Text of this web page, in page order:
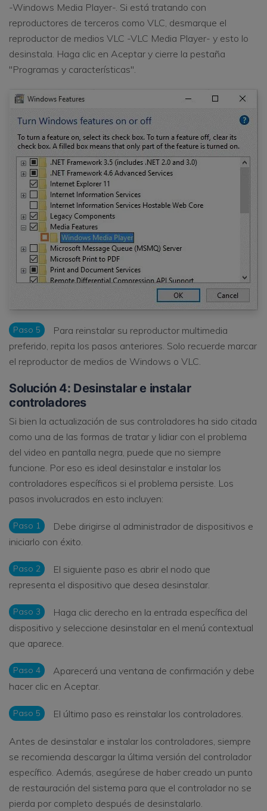
-Windows Media Player-. Si está tratando con
reproductores de terceros como VLC, desmarque el
reproductor de medios VLC -VLC Media Player- y esto lo
desinstala. Haga clic en Aceptar y cierre la pestaña
"Programas y características".
Paso 5
Para reinstalar su reproductor multimedia
preferido, repita los pasos anteriores. Solo recuerde marcar
el reproductor de medios de Windows o VLC.
Solución 4: Desinstalar e instalar
controladores
Si bien la actualización de sus controladores ha sido citada
como una de las formas de tratar y lidiar con el problema
del video en pantalla negra, puede que no siempre
funcione. Por eso es ideal desinstalar e instalar los
controladores específicos si el problema persiste. Los
pasos involucrados en esto incluyen:
Paso 1
Debe dirigirse al administrador de dispositivos e
iniciarlo con éxito.
Paso 2
El siguiente paso es abrir el nodo que
representa el dispositivo que desea desinstalar.
Paso 3
Haga clic derecho en la entrada específica del
dispositivo y seleccione desinstalar en el menú contextual
que aparece.
Paso 4
Aparecerá una ventana de confirmación y debe
hacer clic en Aceptar.
Paso 5 El último paso es reinstalar los controladores.
Antes de desinstalar e instalar los controladores, siempre
se recomienda descargar la última versión del controlador
específico. Además, asegúrese de haber creado un punto
de restauración del sistema para que el controlador no se
pierda por completo después de desinstalarlo.